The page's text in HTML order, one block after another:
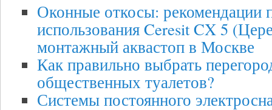
Оконные откосы: рекомендации
использования Ceresit CX 5
монтажный аквастоп в Москве
Как правильно выбрать
общественных туалетов?
Системы постоянного